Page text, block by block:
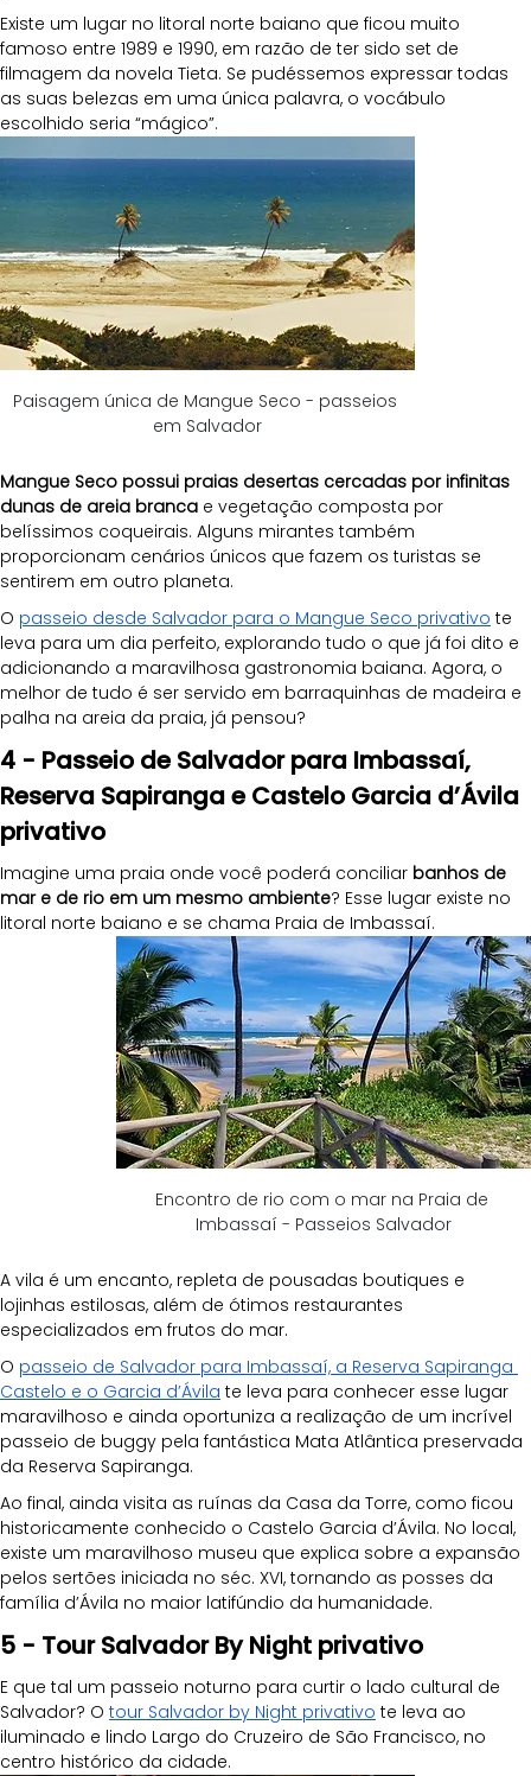
Existe um lugar no litoral norte baiano que ficou muito
famoso entre 1989 e 1990, em razão de ter sido set de
filmagem da novela Tieta. Se pudéssemos expressar todas
as suas belezas em uma única palavra, o vocábulo
escolhido seria “mágico”.
Paisagem única de Mangue Seco - passeios
em Salvador
Mangue Seco possui praias desertas cercadas por infinitas
dunas de areia branca e vegetação composta por
belíssimos coqueirais. Alguns mirantes também
proporcionam cenários únicos que fazem os turistas se
sentirem em outro planeta.
O passeio desde Salvador para o Mangue Seco privativo te
leva para um dia perfeito, explorando tudo o que já foi dito e
adicionando a maravilhosa gastronomia baiana. Agora, o
melhor de tudo é ser servido em barraquinhas de madeira e
palha na areia da praia, já pensou?
4 - Passeio de Salvador para Imbassaí,
Reserva Sapiranga e Castelo Garcia d’Ávila
privativo
Imagine uma praia onde você poderá conciliar banhos de
mar e de rio em um mesmo ambiente? Esse lugar existe no
litoral norte baiano e se chama Praia de Imbassaí.
Encontro de rio com o mar na Praia de
Imbassaí - Passeios Salvador
A vila é um encanto, repleta de pousadas boutiques e
lojinhas estilosas, além de ótimos restaurantes
especializados em frutos do mar.
O passeio de Salvador para Imbassaí, a Reserva Sapiranga
Castelo e o Garcia d’Ávila te leva para conhecer esse lugar
maravilhoso e ainda oportuniza a realização de um incrível
passeio de buggy pela fantástica Mata Atlântica preservada
da Reserva Sapiranga.
Ao final, ainda visita as ruínas da Casa da Torre, como ficou
historicamente conhecido o Castelo Garcia d’Ávila. No local,
existe um maravilhoso museu que explica sobre a expansão
pelos sertões iniciada no séc. XVI, tornando as posses da
família d’Ávila no maior latifúndio da humanidade.
5 - Tour Salvador By Night privativo
E que tal um passeio noturno para curtir o lado cultural de
Salvador? O tour Salvador by Night privativo te leva ao
iluminado e lindo Largo do Cruzeiro de São Francisco, no
centro histórico da cidade.